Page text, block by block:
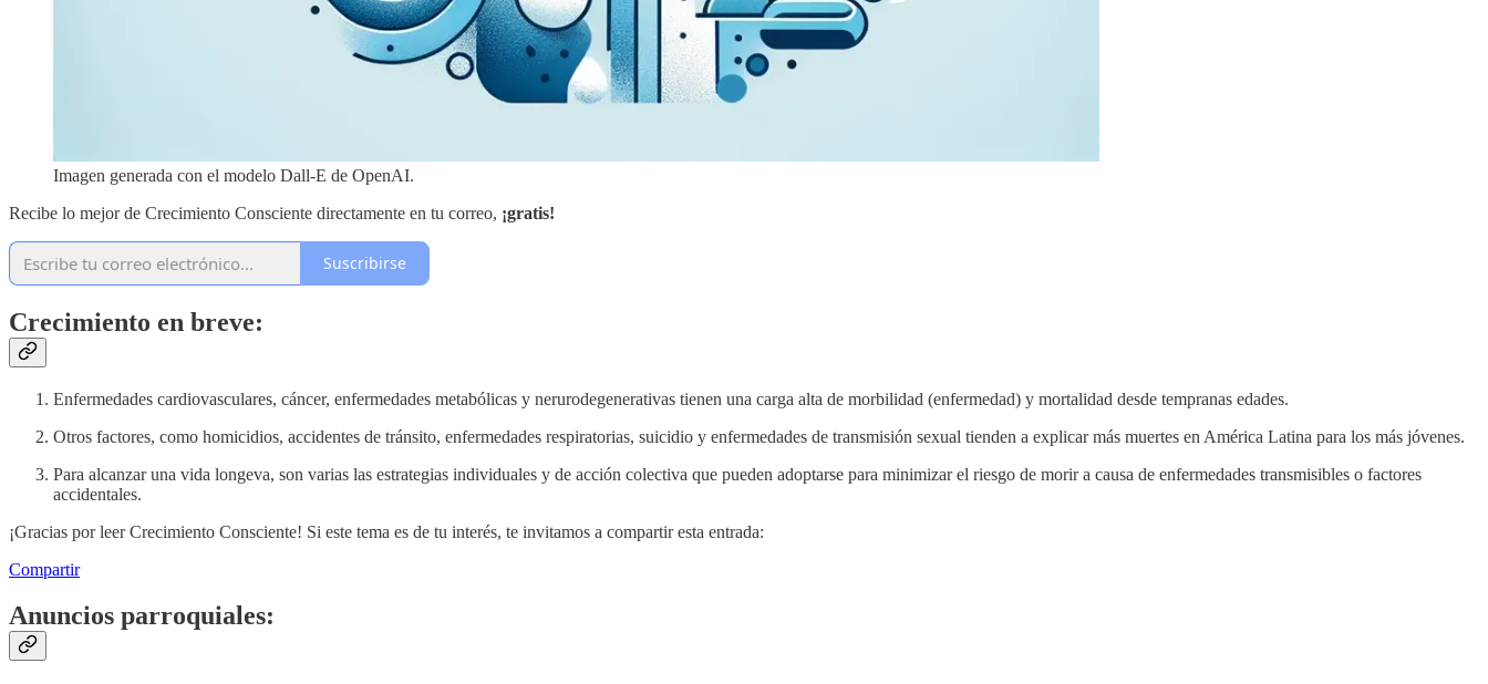
Imagen generada con el modelo Dall-E de OpenAI.
Recibe lo mejor de Crecimiento Consciente directamente en tu correo, ¡gratis!
Suscribirse
Crecimiento en breve:
Enfermedades cardiovasculares, cáncer, enfermedades metabólicas y nerurodegenerativas tienen una carga alta de morbilidad (enfermedad) y mortalidad desde tempranas edades.
Otros factores, como homicidios, accidentes de tránsito, enfermedades respiratorias, suicidio y enfermedades de transmisión sexual tienden a explicar más muertes en América Latina para los más jóvenes.
Para alcanzar una vida longeva, son varias las estrategias individuales y de acción colectiva que pueden adoptarse para minimizar el riesgo de morir a causa de enfermedades transmisibles o factores
accidentales.
¡Gracias por leer Crecimiento Consciente! Si este tema es de tu interés, te invitamos a compartir esta entrada:
Compartir
Anuncios parroquiales: